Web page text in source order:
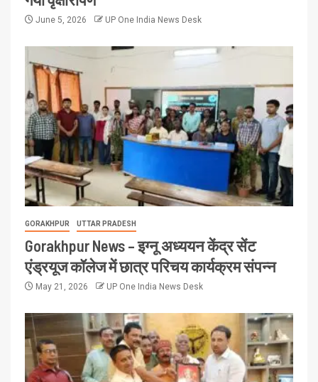
June 5, 2026 UP One India News Desk
GORAKHPUR UTTAR PRADESH
Gorakhpur News – इग्नू अध्ययन केंद्र सेंट
एंड्रयूज कॉलेज में छात्र परिचय कार्यक्रम संपन्न
May 21, 2026 UP One India News Desk